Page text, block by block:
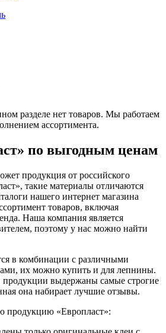
разделе нет товаров. Мы работаем
ассортимента.
по выгодным ценам
продукция от российского
такие материалы отличаются
нашего интернет магазина
товаров, включая
Наша компания является
поэтому у нас можно найти
в комбинации с различными
их можно купить и для лепнины.
продукции выдержаны самые строгие
она набирает лучшие отзывы.
продукцию «Европласт»: